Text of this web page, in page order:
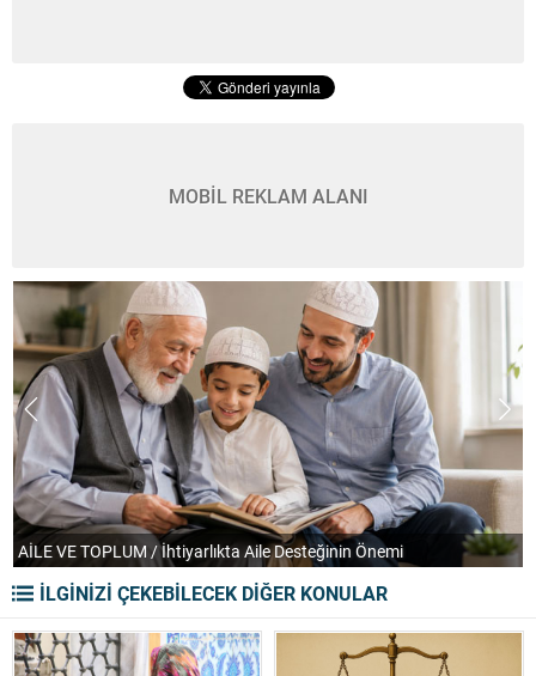
MOBİL REKLAM ALANI
AİLE VE TOPLUM / İhtiyarlıkta Aile Desteğinin Önemi
İLGİNİZİ ÇEKEBİLECEK DİĞER KONULAR